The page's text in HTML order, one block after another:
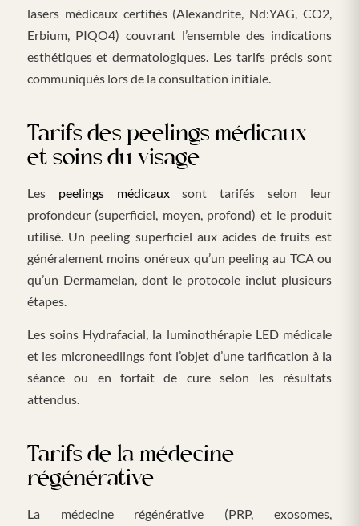
lasers médicaux certifiés (Alexandrite, Nd:YAG, CO2,
Erbium, PIQO4) couvrant l’ensemble des indications
esthétiques et dermatologiques. Les tarifs précis sont
communiqués lors de la consultation initiale.
Tarifs des peelings médicaux
et soins du visage
Les peelings médicauxsont tarifés selon leur
profondeur (superficiel, moyen, profond) et le produit
utilisé. Un peeling superficiel aux acides de fruits est
généralement moins onéreux qu’un peeling au TCA ou
qu’un Dermamelan, dont le protocole inclut plusieurs
étapes.
Les soins Hydrafacial, la luminothérapie LED médicale
et les microneedlings font l’objet d’une tarification à la
séance ou en forfait de cure selon les résultats
attendus.
Tarifs de la médecine
régénérative
La médecine régénérative (PRP, exosomes,